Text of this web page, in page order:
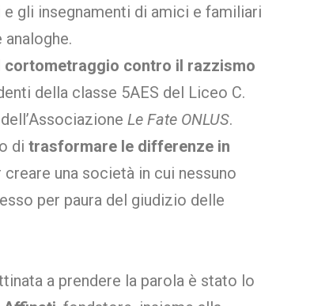
gli insegnamenti di amici e familiari
cortometraggio contro il razzismo
della classe 5AES del Liceo C.
Le Fate ONLUS.
di trasformare le differenze in
una società in cui nessuno
per paura del giudizio delle
a prendere la parola è stato lo